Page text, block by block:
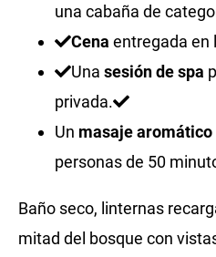
una cabaña de
Cena entregada en
Una sesión de spa
privada.
Un masaje
personas de 50
Baño seco, linternas
mitad del bosque con